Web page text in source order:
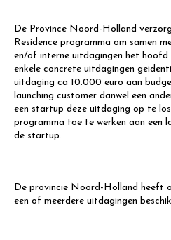
De Province Noord-Holland
Residence programma om samen
en/of interne uitdagingen het
enkele concrete uitdagingen
uitdaging ca 10.000 euro aan
launching customer danwel een
een startup deze uitdaging op te
programma toe te werken aan een
de startup.
De provincie Noord-Holland heeft
een of meerdere uitdagingen